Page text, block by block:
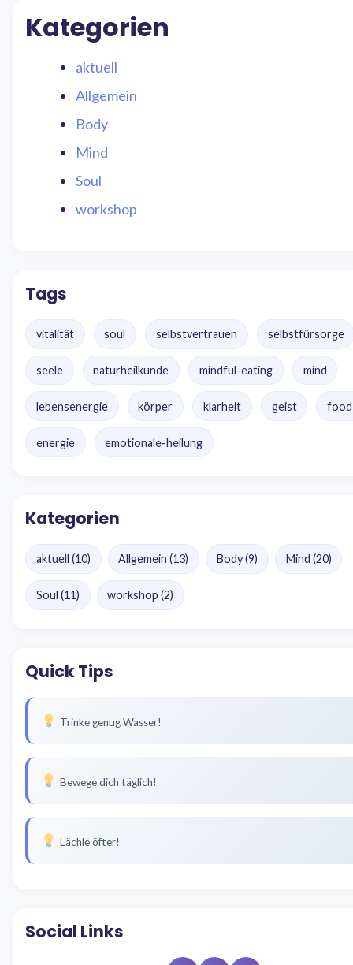
Kategorien
aktuell
Allgemein
Body
Mind
Soul
workshop
Tags
vitalität soul selbstvertrauen selbstfürsorge
seele naturheilkunde mindful-eating mind
lebensenergie körper klarheit geist
energie emotionale-heilung
Kategorien
aktuell (10) Allgemein(13) Body(9) Mind (20)
Soul (11) workshop(2)
Quick Tips
Trinke genug Wasser!
Bewege dich täglich!
Lächle öfter!
Social Links